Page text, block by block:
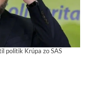
politik Krúpa zo SAS